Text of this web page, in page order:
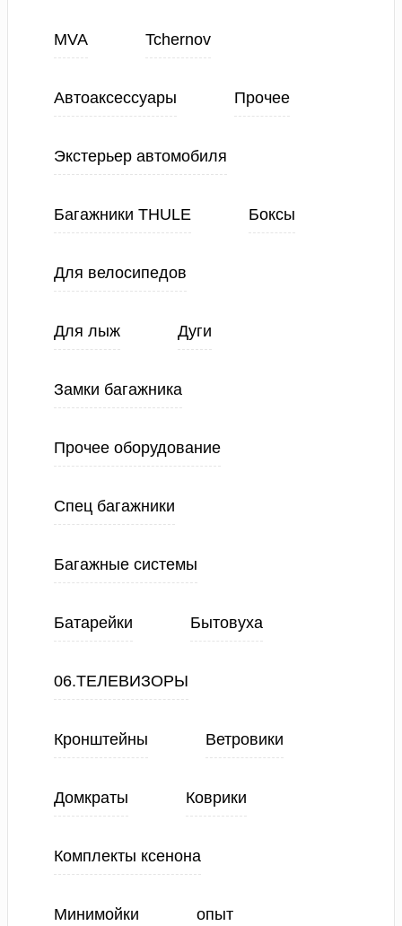
MVA Tchernov
Автоаксессуары Прочее
Экстерьер автомобиля
Багажники THULE Боксы
Для велосипедов
Для лыж Дуги
Замки багажника
Прочее оборудование
Спец багажники
Багажные системы
Батарейки Бытовуха
06.ТЕЛЕВИЗОРЫ
Кронштейны Ветровики
Домкраты Коврики
Комплекты ксенона
Минимойки опыт